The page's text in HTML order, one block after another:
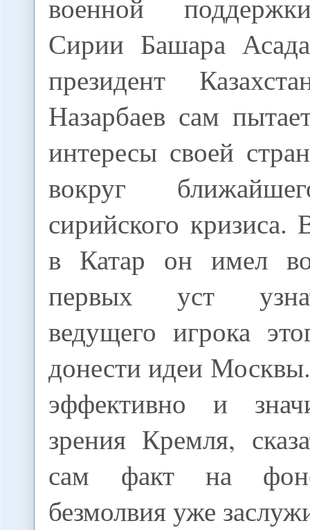
военной
Сирии Башара
президент
Назарбаев сам
интересы своей
вокруг
сирийского кризиса.
в Катар он имел
первых уст
ведущего игрока
донести идеи
эффективно и
зрения Кремля,
сам факт на
безмолвия уже